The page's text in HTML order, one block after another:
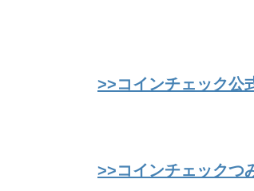
>>コインチェック公
>>コインチェックつ